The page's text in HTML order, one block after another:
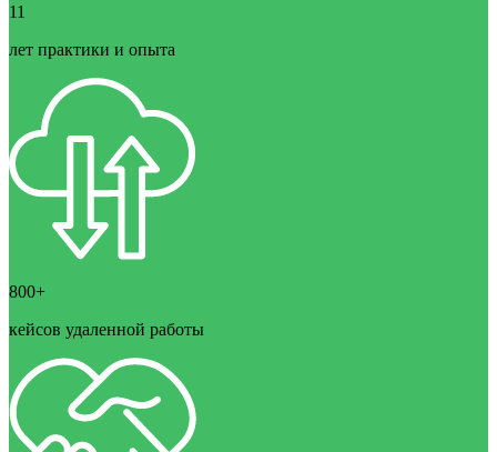
11
лет практики и опыта
800+
кейсов удаленной работы